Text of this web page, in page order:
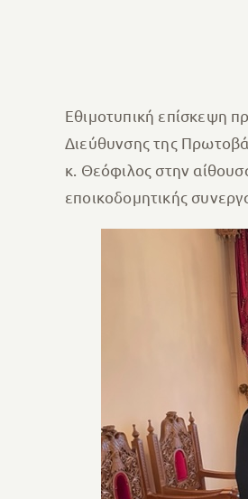
Εθιμοτυπική επίσκεψη
Διεύθυνσης της
κ. Θεόφιλος στην
εποικοδομητικής